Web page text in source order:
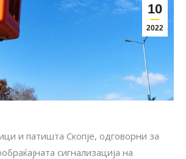
10
2022
и патишта Скопје, одговорни за
сигнализација на